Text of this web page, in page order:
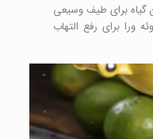
گیاه برای طیف وسیعی
ورا برای رفع التهاب